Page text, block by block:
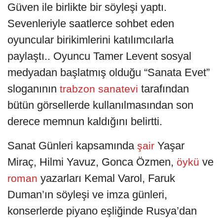
Güven ile birlikte bir söyleşi yaptı.
Sevenleriyle saatlerce sohbet eden
oyuncular birikimlerini katılımcılarla
paylaştı.. Oyuncu Tamer Levent sosyal
medyadan başlatmış olduğu “Sanata Evet”
sloganının trabzon sanatevi tarafından
bütün görsellerde kullanılmasından son
derece memnun kaldığını belirtti.
Sanat Günleri kapsamında şair Yaşar
Miraç, Hilmi Yavuz, Gonca Özmen, öykü ve
roman yazarları Kemal Varol, Faruk
Duman’ın söyleşi ve imza günleri,
konserlerde piyano eşliğinde Rusya’dan